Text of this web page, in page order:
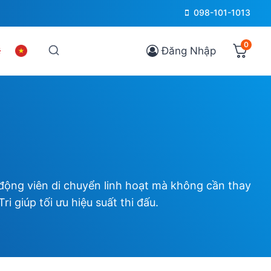
098-101-1013
Đăng Nhập 0
viên di chuyển linh hoạt mà không cần thay
giúp tối ưu hiệu suất thi đấu.